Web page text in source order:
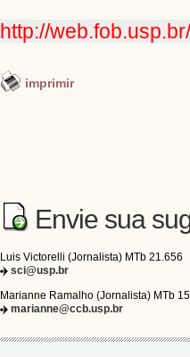
http://
imprimir
Envie sua
Luis Victorelli (Jornalista) MTb 21.656
sci@usp.br
Marianne Ramalho (Jornalista) MTb
marianne@ccb.usp.br